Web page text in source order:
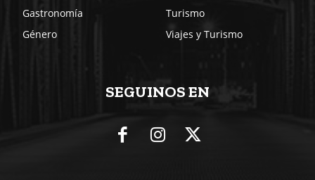
Gastronomía
Género
Turismo
Viajes y Turismo
SEGUINOS EN